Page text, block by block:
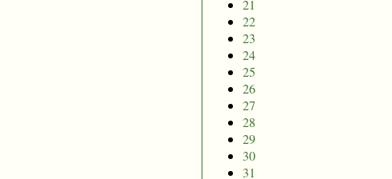
21
22
23
24
25
26
27
28
29
30
31